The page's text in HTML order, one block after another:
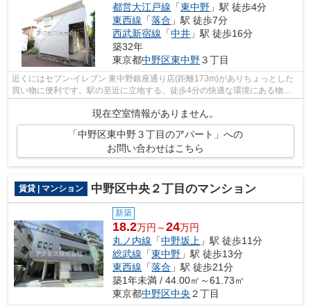
都営大江戸線 「東中野 」駅 徒歩4分
東西線 「落合 」駅 徒歩7分
西武新宿線 「中井 」駅 徒歩16分
築32年
東京都中野区東中野３丁目
近くにはセブン‐イレブン 東中野銀座通り店(距離173m)がありちょっとした
買い物に便利です。駅の至近に立地する、徒歩4分の快適な環境にある物件
現在空室情報がありません。
「中野区東中野３丁目のアパート」への
お問い合わせはこちら
賃貸 | マンション 中野区中央２丁目のマンション
新築
18.2万円～24万円
丸ノ内線 「中野坂上 」駅 徒歩11分
総武線 「東中野 」駅 徒歩13分
東西線 「落合 」駅 徒歩21分
築1年未満 / 44.00㎡～61.73㎡
東京都中野区中央 ２丁目